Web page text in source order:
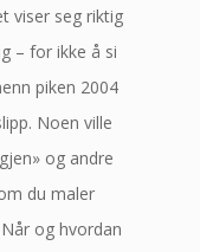
viser seg riktig
– for ikke å si
piken 2004
Noen ville
og andre
du maler
og hvordan